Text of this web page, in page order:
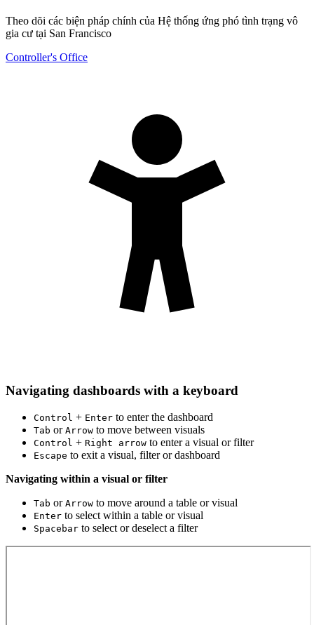
Theo dõi các biện pháp chính của Hệ thống ứng phó tình trạng vô
gia cư tại San Francisco
Controller's Office
Navigating dashboards with a keyboard
Control + Enter to enter the dashboard
Tab or Arrow to move between visuals
Control + Right arrow to enter a visual or filter
Escape to exit a visual, filter or dashboard
Navigating within a visual or filter
Tab or Arrow to move around a table or visual
Enter to select within a table or visual
Spacebar to select or deselect a filter